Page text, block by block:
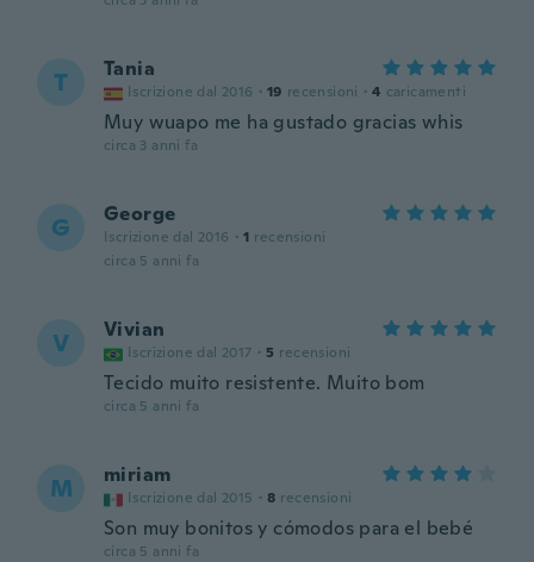
T Tania
Iscrizione dal 2016 · 19 recensioni · 4 caricamenti
Muy wuapo me ha gustado gracias whis
circa 3 anni fa
G George
Iscrizione dal 2016 · 1 recensioni
circa 5 anni fa
V Vivian
Iscrizione dal 2017 · 5 recensioni
Tecido muito resistente. Muito bom
circa 5 anni fa
M miriam
Iscrizione dal 2015 · 8 recensioni
Son muy bonitos y cómodos para el bebé
circa 5 anni fa